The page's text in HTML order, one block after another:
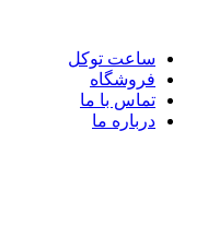
ساعت توکل
فروشگاه
تماس با ما
درباره ما